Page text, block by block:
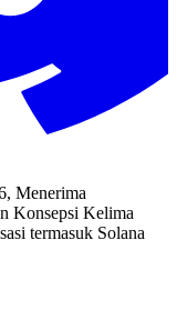
Menerima
Konsepsi Kelima
termasuk Solana